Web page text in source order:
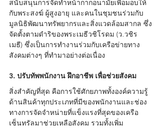
สนับสนุนการจัดทำหน้ากากอนามัยเพื่อมอบให้
กับพระสงฆ์ ผู้สูงอายุ และคนในชุมชนร่วมกับ
มูลนิธิพัฒนาทรัพยากรและสิ่งแวดล้อมสากล ซึ่ง
จัดตั้งตามดำริของพระเมธีวชิโรดม (ว.วชิร
เมธี) ซึ่งเป็นการทำงานร่วมกับเครือข่ายทาง
สังคมต่างๆ ที่ทำมาอย่างต่อเนื่อง
3. ปรับทัพพนักงาน ฝึกอาชีพ เพื่อช่วยสังคม
สิ่งสำคัญที่สุด คือการใช้ศักยภาพทั้งองค์ความรู้
ด้านสินค้าทุกประเภทที่มีของพนักงานและช่อง
ทางการจัดจำหน่ายที่แข็งแรงที่สุดของเครือ
เซ็นทรัลมาช่วยเหลือสังคม รวมทั้งเพิ่ม